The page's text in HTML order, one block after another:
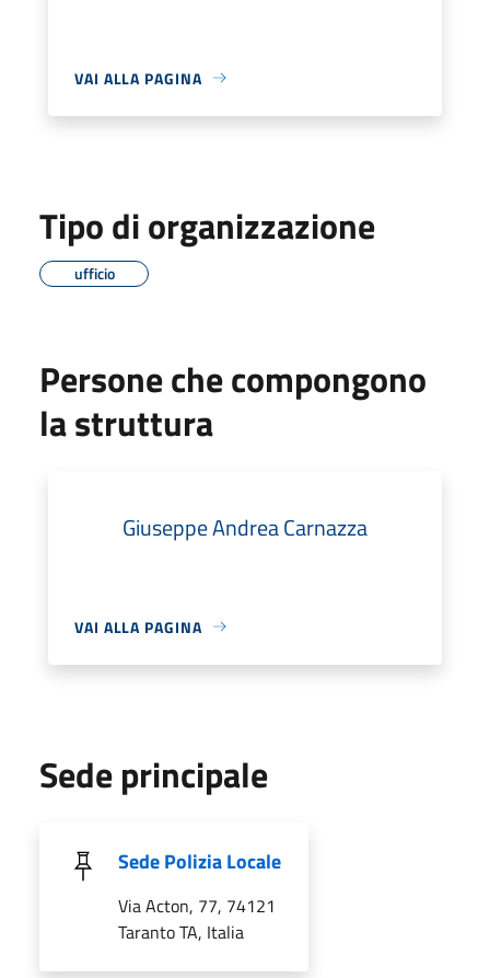
VAI ALLA PAGINA
Tipo di organizzazione
ufficio
Persone che compongono
la struttura
Giuseppe Andrea Carnazza
VAI ALLA PAGINA
Sede principale
Sede Polizia Locale
Via Acton, 77, 74121
Taranto TA, Italia